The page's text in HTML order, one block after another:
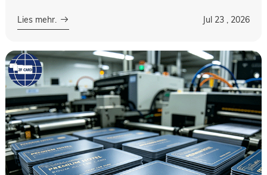
genialhotels. Als führendes produkt Vo...
Lies mehr. Jul 23 , 2026